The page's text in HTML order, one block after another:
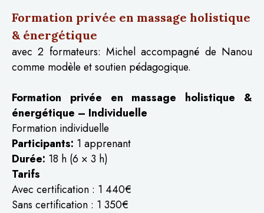
Formation privée en massage holistique
& énergétique
avec 2 formateurs: Michel accompagné de Nanou
comme modèle et soutien pédagogique.
Formation privée en massage holistique &
énergétique – Individuelle
Formation individuelle
Participants: 1 apprenant
Durée: 18 h (6 × 3 h)
Tarifs
Avec certification : 1 440€
Sans certification : 1 350€